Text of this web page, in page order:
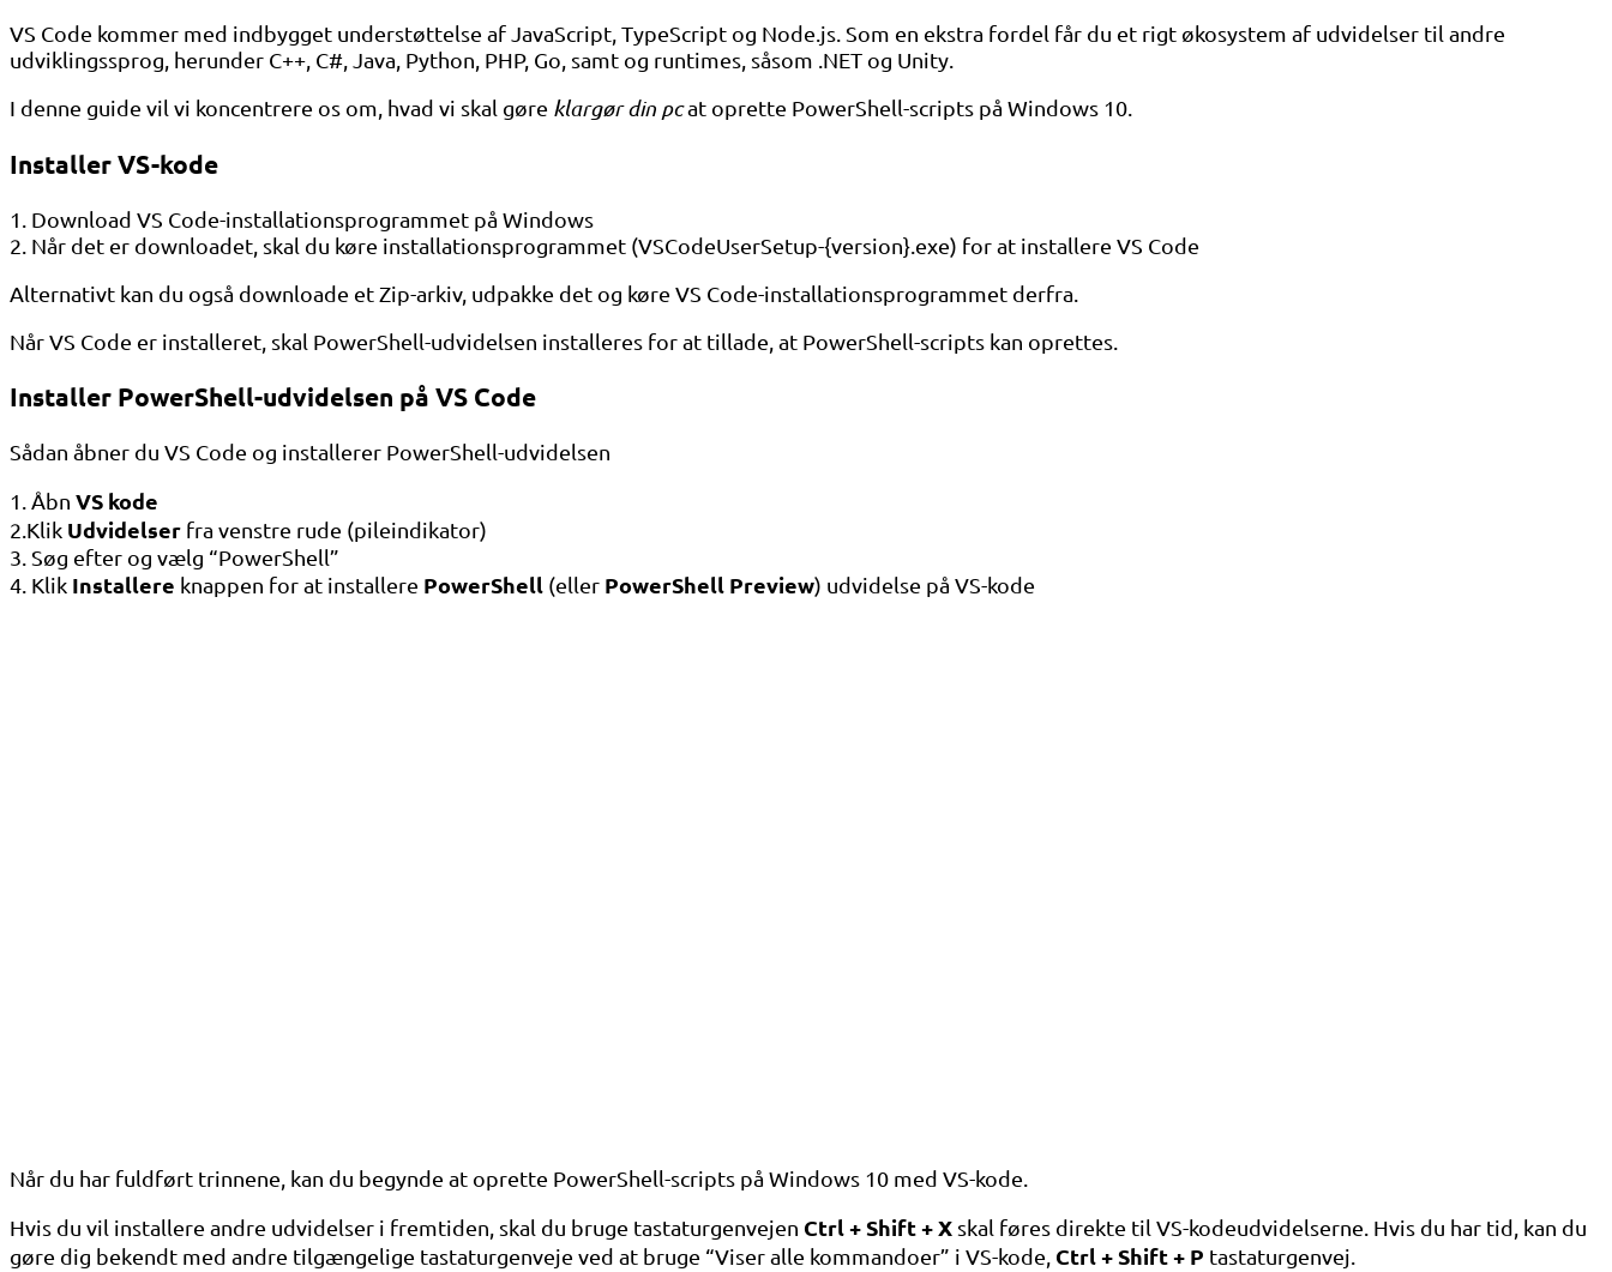
VS Code kommer med indbygget understøttelse af JavaScript, TypeScript og Node.js. Som en ekstra fordel får du et rigt økosystem af udvidelser til andre
udviklingssprog, herunder C++, C#, Java, Python, PHP, Go, samt og runtimes, såsom .NET og Unity.
I denne guide vil vi koncentrere os om, hvad vi skal gøre klargør din pcat oprette PowerShell-scripts på Windows 10.
Installer VS-kode
1. Download VS Code-installationsprogrammet på Windows
2. Når det er downloadet, skal du køre installationsprogrammet (VSCodeUserSetup-{version}.exe) for at installere VS Code
Alternativt kan du også downloade et Zip-arkiv, udpakke det og køre VS Code-installationsprogrammet derfra.
Når VS Code er installeret, skal PowerShell-udvidelsen installeres for at tillade, at PowerShell-scripts kan oprettes.
Installer PowerShell-udvidelsen på VS Code
Sådan åbner du VS Code og installerer PowerShell-udvidelsen
1. Åbn VS kode
2.Klik Udvidelser fra venstre rude (pileindikator)
3. Søg efter og vælg “PowerShell”
4. Klik Installere knappen for at installere PowerShell (eller PowerShell Preview) udvidelse på VS-kode
Når du har fuldført trinnene, kan du begynde at oprette PowerShell-scripts på Windows 10 med VS-kode.
Hvis du vil installere andre udvidelser i fremtiden, skal du bruge tastaturgenvejen Ctrl + Shift + X skal føres direkte til VS-kodeudvidelserne. Hvis du har tid, kan du
gøre dig bekendt med andre tilgængelige tastaturgenveje ved at bruge “Viser alle kommandoer” i VS-kode, Ctrl + Shift + P tastaturgenvej.